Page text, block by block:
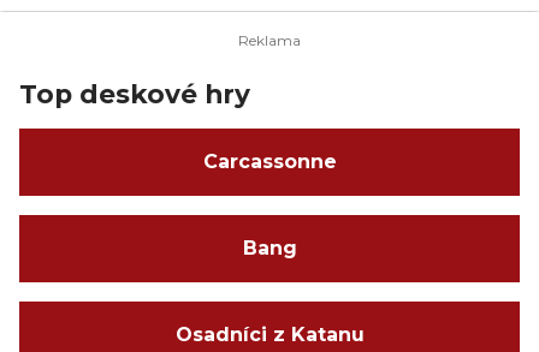
Top deskové hry
Carcassonne
Bang
Osadníci z Katanu